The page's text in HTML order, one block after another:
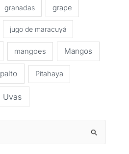
granadas grape
jugo de maracuyá
mangoes Mangos
palto Pitahaya
Uvas